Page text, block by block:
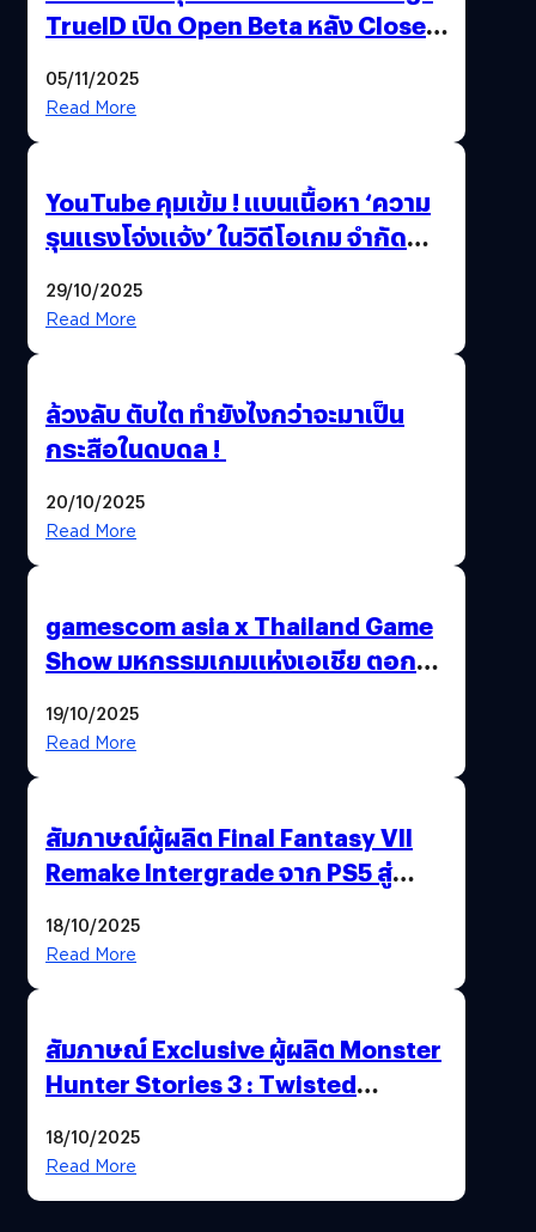
TrueID เปิด Open Beta หลัง Close
Thailand Game Show 2025 ทะลุ 15
05/11/2025
Read More
YouTube คุมเข้ม ! แบนเนื้อหา ‘ความ
รุนแรงโจ่งแจ้ง’ ในวิดีโอเกม จำกัด
29/10/2025
Read More
ล้วงลับ ตับไต ทำยังไงกว่าจะมาเป็น
กระสือในดบดล !
20/10/2025
Read More
gamescom asia x Thailand Game
Show มหกรรมเกมแห่งเอเชีย ตอกย้ำ
พาณิชย์ร่วมชูความสำเร็จ
19/10/2025
Read More
สัมภาษณ์ผู้ผลิต Final Fantasy VII
Remake Intergrade จาก PS5 สู่
18/10/2025
Read More
สัมภาษณ์ Exclusive ผู้ผลิต Monster
Hunter Stories 3 : Twisted
สวยฉ่ำ !
18/10/2025
Read More